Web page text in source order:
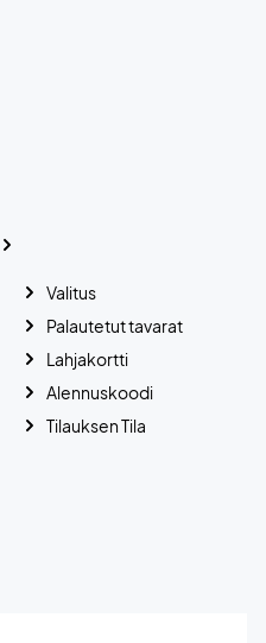
Valitus
Palautetut tavarat
Lahjakortti
Alennuskoodi
Tilauksen Tila